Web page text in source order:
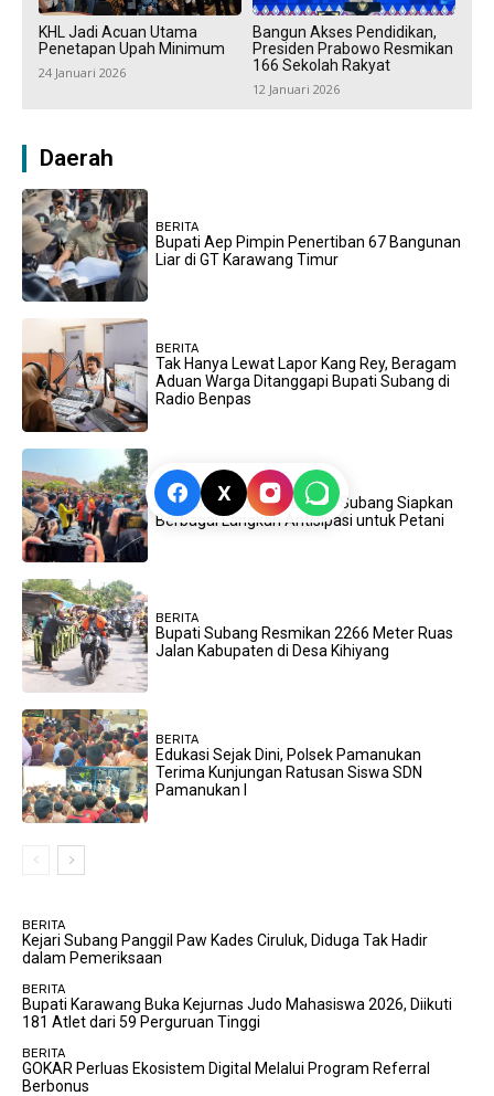
KHL Jadi Acuan Utama
Penetapan Upah Minimum
24 Januari 2026
Bangun Akses Pendidikan,
Presiden Prabowo Resmikan
166 Sekolah Rakyat
12 Januari 2026
Daerah
BERITA
Bupati Aep Pimpin Penertiban 67 Bangunan
Liar di GT Karawang Timur
BERITA
Tak Hanya Lewat Lapor Kang Rey, Beragam
Aduan Warga Ditanggapi Bupati Subang di
Radio Benpas
BERITA
Siasati Kekeringan, Bupati Subang Siapkan
Berbagai Langkah Antisipasi untuk Petani
BERITA
Bupati Subang Resmikan 2266 Meter Ruas
Jalan Kabupaten di Desa Kihiyang
BERITA
Edukasi Sejak Dini, Polsek Pamanukan
Terima Kunjungan Ratusan Siswa SDN
Pamanukan I
BERITA
Kejari Subang Panggil Paw Kades Ciruluk, Diduga Tak Hadir
dalam Pemeriksaan
BERITA
Bupati Karawang Buka Kejurnas Judo Mahasiswa 2026, Diikuti
181 Atlet dari 59 Perguruan Tinggi
BERITA
GOKAR Perluas Ekosistem Digital Melalui Program Referral
Berbonus
X